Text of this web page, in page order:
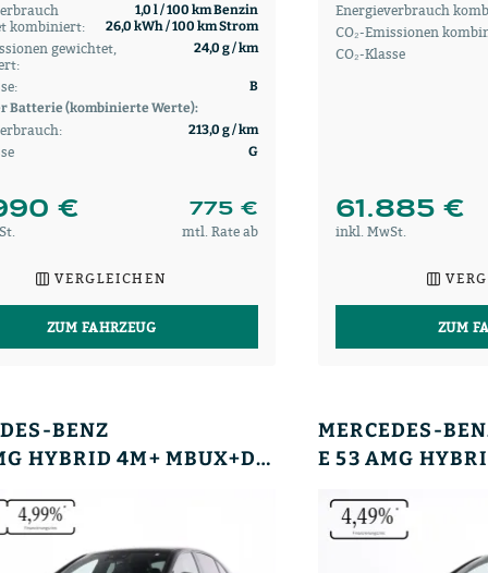
kombiniert:
1,0 l / 100 km Benzin
26,0 kWh / 100 km Strom
gewichtet,
24,0 g / km
B
Batterie (kombinierte Werte):
213,0 g / km
G
€ 775 €
mtl. Rate ab
VERGLEICHEN
ZUM FAHRZEUG
Energieverbrauch
CO₂-Emissionen
CO₂-Klasse
61.885 €
inkl. MwSt.
ZUM
BENZ
E 53 AMG HYBRID 4M+ MBUX+DLIGHT+PANO+NIGHT+360°+
MERCEDES-